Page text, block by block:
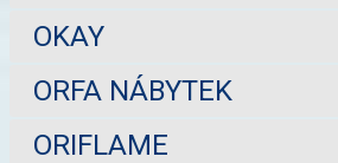
OKAY
ORFA NÁBYTEK
ORIFLAME